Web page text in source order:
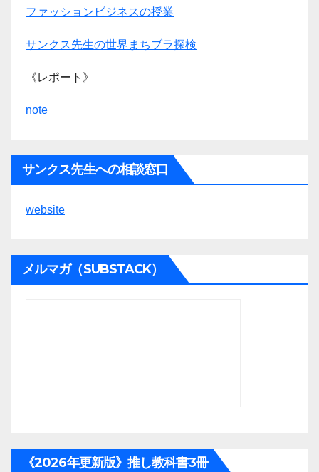
ファッションビジネスの授業
サンクス先生の世界まちブラ探検
《レポート》
note
サンクス先生への相談窓口
website
メルマガ（SUBSTACK）
《2026年更新版》推し教科書3冊